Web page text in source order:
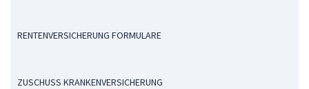
RENTENVERSICHERUNG FORMULARE
ZUSCHUSS KRANKENVERSICHERUNG